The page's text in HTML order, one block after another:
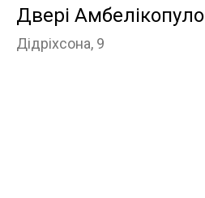
Двері Амбелікопуло
Дідріхсона, 9